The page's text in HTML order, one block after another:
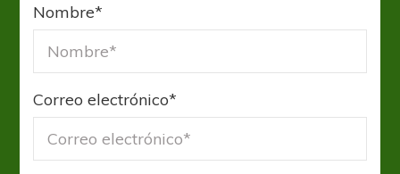
Nombre*
Correo electrónico*